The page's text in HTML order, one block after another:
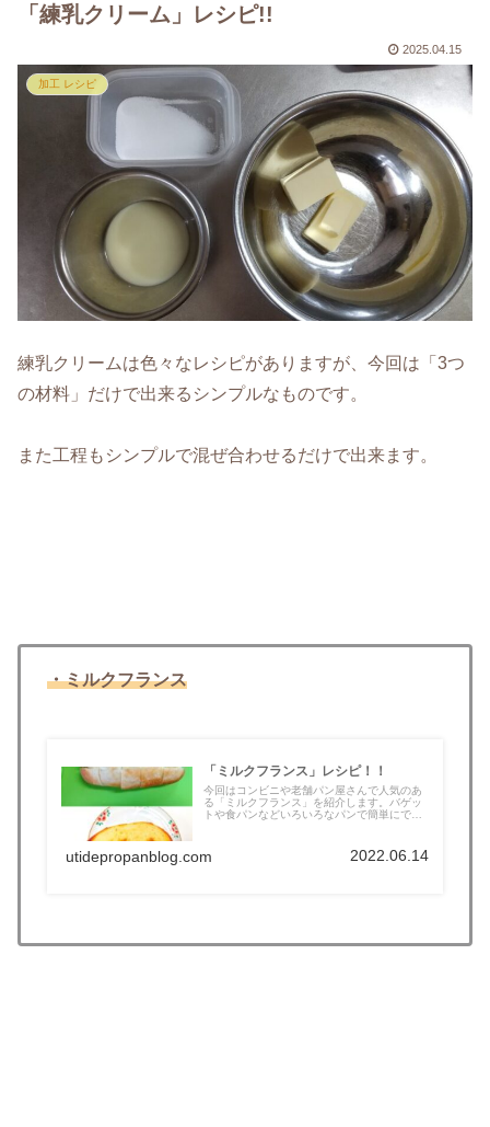
「練乳クリーム」レシピ!!
2025.04.15
加工 レシピ
練乳クリームは色々なレシピがありますが、今回は「3つ
の材料」だけで出来るシンプルなものです。
また工程もシンプルで混ぜ合わせるだけで出来ます。
・ミルクフランス
「ミルクフランス」レシピ！！
今回はコンビニや老舗パン屋さんで人気のあ
る「ミルクフランス」を紹介します。バゲッ
トや食パンなどいろいろなパンで簡単にで
utidepropanblog.com 2022.06.14